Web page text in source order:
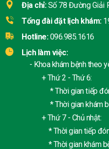
Địa chỉ: Số 78 Đường Giải
Tổng đài đặt lịch khám:
Hotline: 096.985.1616
Lịch làm việc:
- Khoa khám bệnh theo
+ Thứ 2 - Thứ 6:
* Thời gian tiếp
* Thời gian khám
+ Thứ 7 - Chủ nhật:
* Thời gian tiếp
* Thời gian khám